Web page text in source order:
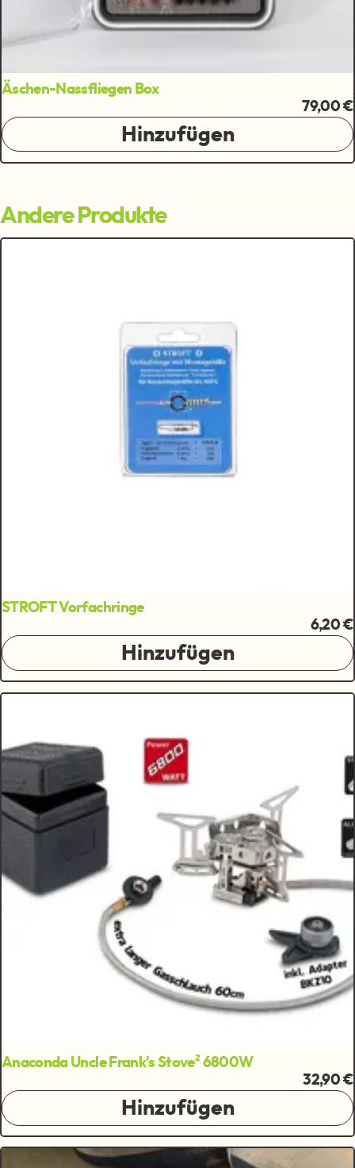
Äschen-Nassfliegen Box
79,00 €
Hinzufügen
Andere Produkte
STROFT Vorfachringe
6,20 €
Hinzufügen
Anaconda Uncle Frank's Stove² 6800W
32,90 €
Hinzufügen